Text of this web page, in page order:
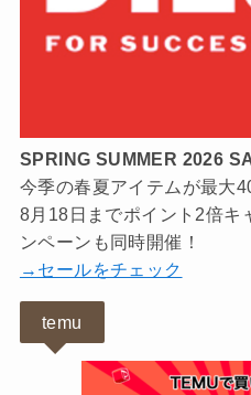
SPRING SUMMER 2026
今季の春夏アイテムが最大
8月18日までポイント2倍キ
ンペーンも同時開催！
→セールをチェック
temu